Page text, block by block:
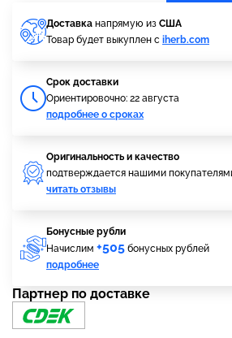
Доставка напрямую из США
Товар будет выкуплен с iherb.com
Cрок доставки
Ориентировочно: 22 августа
подробнее о сроках
Оригинальность и качество
подтверждается нашими
читать отзывы
Бонусные рубли
Начислим +505 бонусных рублей
подробнее
Партнер по доставке